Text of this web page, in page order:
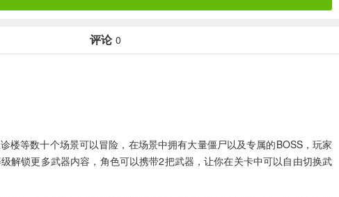
评论 0
等数十个场景可以冒险，在场景中拥有大量僵尸以及专属的BOSS，玩家
解锁更多武器内容，角色可以携带2把武器，让你在关卡中可以自由切换武